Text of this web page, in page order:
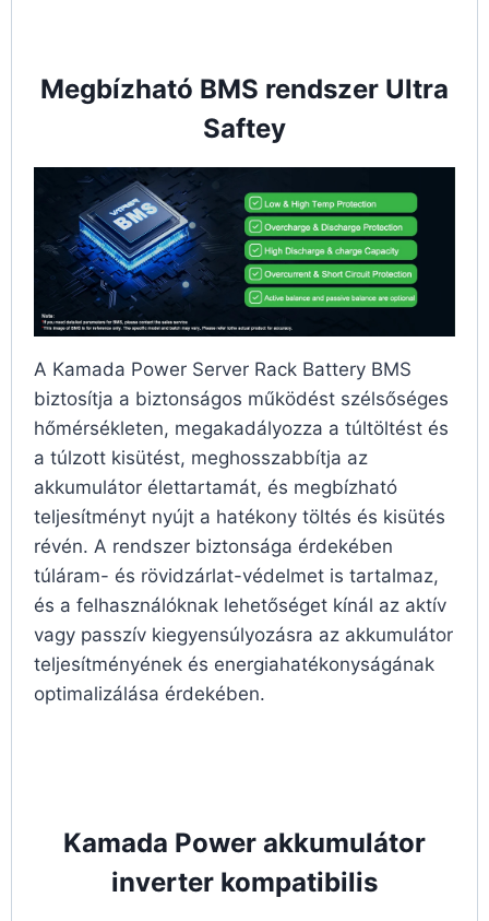
Megbízható BMS rendszer Ultra
Saftey
A Kamada Power Server Rack Battery BMS
biztosítja a biztonságos működést szélsőséges
hőmérsékleten, megakadályozza a túltöltést és
a túlzott kisütést, meghosszabbítja az
akkumulátor élettartamát, és megbízható
teljesítményt nyújt a hatékony töltés és kisütés
révén. A rendszer biztonsága érdekében
túláram- és rövidzárlat-védelmet is tartalmaz,
és a felhasználóknak lehetőséget kínál az aktív
vagy passzív kiegyensúlyozásra az akkumulátor
teljesítményének és energiahatékonyságának
optimalizálása érdekében.
Kamada Power akkumulátor
inverter kompatibilis